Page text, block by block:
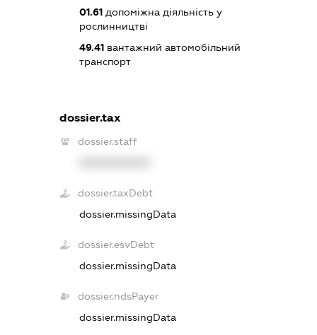
01.61 допоміжна діяльність у
рослинництві
49.41 вантажний автомобільний
транспорт
dossier.tax
dossier.staff
dossier.taxDebt
dossier.missingData
dossier.esvDebt
dossier.missingData
dossier.ndsPayer
dossier.missingData